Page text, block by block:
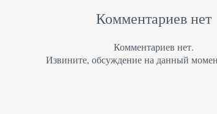
Комментариев нет
Комментариев нет.
Извините, обсуждение на данный